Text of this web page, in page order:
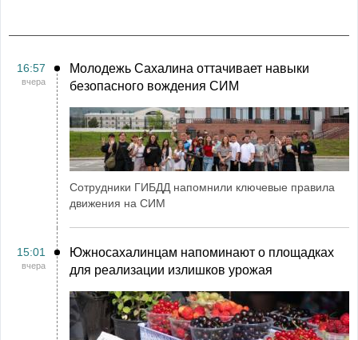
16:57
вчера
Молодежь Сахалина оттачивает навыки
безопасного вождения СИМ
Сотрудники ГИБДД напомнили ключевые правила
движения на СИМ
15:01
вчера
Южносахалинцам напоминают о площадках
для реализации излишков урожая